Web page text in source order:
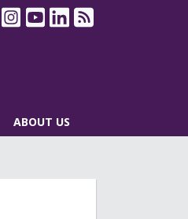
ABOUT US